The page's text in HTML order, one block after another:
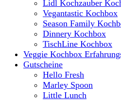
Lidl Kochzauber
Vegantastic Kochbox
Season Family
Dinnery Kochbox
TischLine Kochbox
Veggie Kochbox
Gutscheine
Hello Fresh
Marley Spoon
Little Lunch